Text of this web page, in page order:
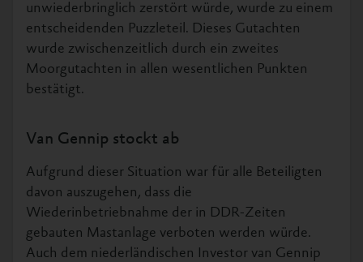
unwiederbringlich zerstört würde, wurde zu einem
entscheidenden Puzzleteil. Dieses Gutachten
wurde zwischenzeitlich durch ein zweites
Moorgutachten in allen wesentlichen Punkten
bestätigt.
Van Gennip stockt ab
Aufgrund dieser Situation war für alle Beteiligten
davon auszugehen, dass die
Wiederinbetriebnahme der in DDR-Zeiten
gebauten Mastanlage verboten werden würde.
Auch dem niederländischen Investor van Gennip